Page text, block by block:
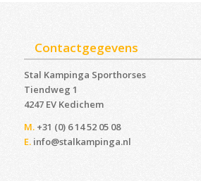
Contactgegevens
Stal Kampinga Sporthorses
Tiendweg 1
4247 EV Kedichem ‎
M.+31 (0) 6 14 52 05 08
E. info@stalkampinga.nl